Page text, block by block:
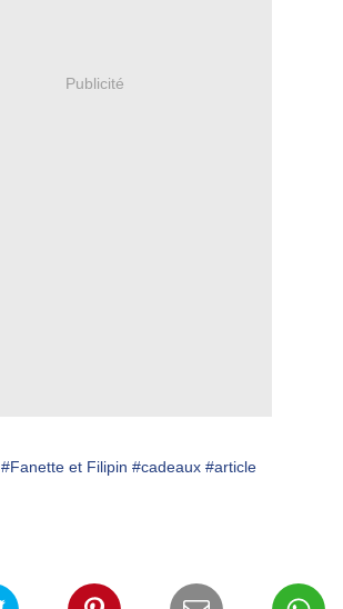
Publicité
#Fanette et Filipin #cadeaux #article